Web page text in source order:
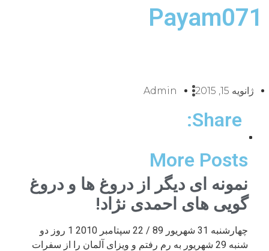
Payam071
ژانویه 15, 2015 Admin
Share:
More Posts
نمونه ای دیگر از دروغ ها و دروغ
گویی های احمدی نژاد!
چهارشنبه 31 شهریور 89 / 22 سپتامبر 2010 1 روز دو
شنبه 29 شهریور به رم رفتم و ویزای آلمان را از سفرات